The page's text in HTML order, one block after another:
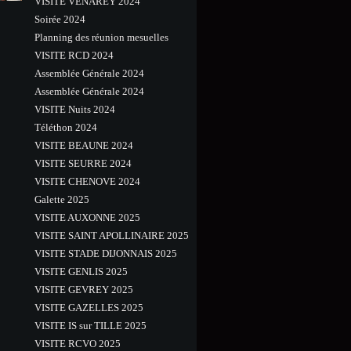
Soirée 2024
Planning des réunion mesuelles
VISITE RCD 2024
Assemblée Générale 2024
Assemblée Générale 2024
VISITE Nuits 2024
Téléthon 2024
VISITE BEAUNE 2024
VISITE SEURRE 2024
VISITE CHENOVE 2024
Galette 2025
VISITE AUXONNE 2025
VISITE SAINT APOLLINAIRE 2025
VISITE STADE DIJONNAIS 2025
VISITE GENLIS 2025
VISITE GEVREY 2025
VISITE GAZELLES 2025
VISITE IS sur TILLE 2025
VISITE RCVO 2025